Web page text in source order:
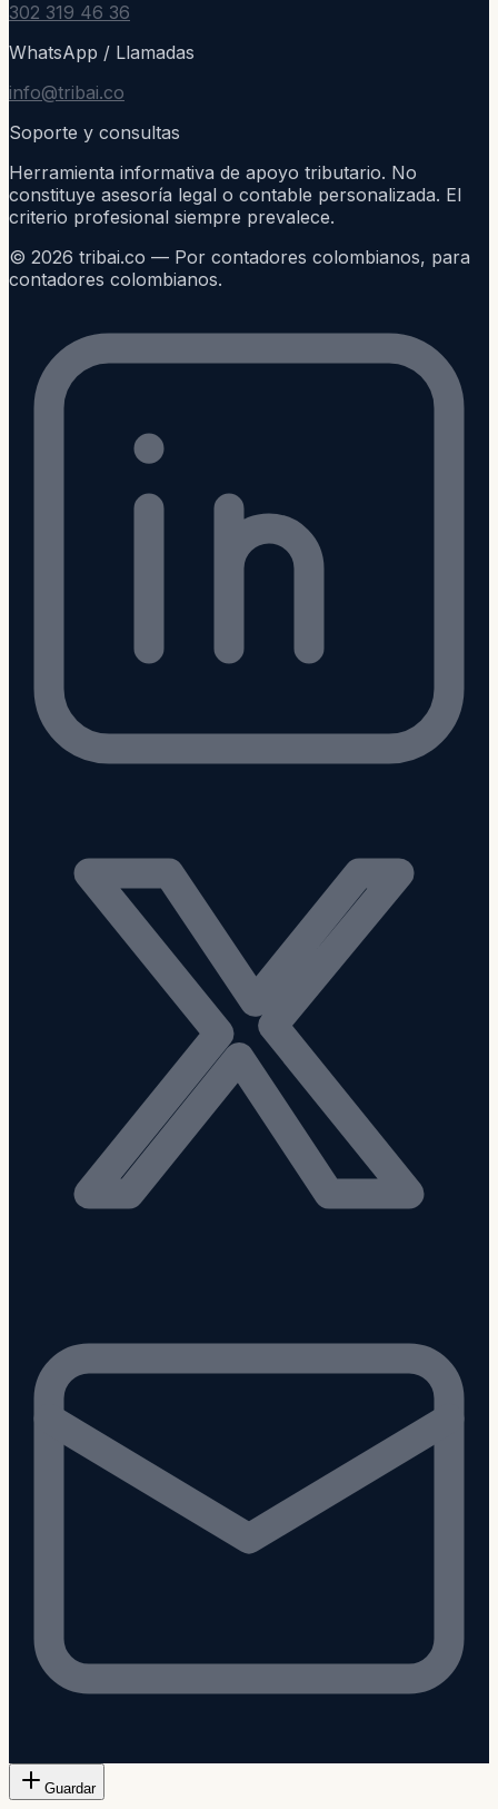
302 319 46 36
WhatsApp / Llamadas
info@tribai.co
Soporte y consultas
Herramienta informativa de apoyo tributario. No
constituye asesoría legal o contable personalizada. El
criterio profesional siempre prevalece.
© 2026 tribai.co — Por contadores colombianos, para
contadores colombianos.
Guardar